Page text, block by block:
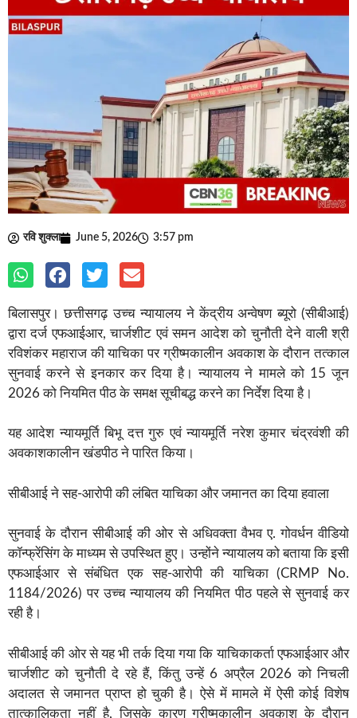
रवि शुक्ला June 5, 2026 3:57 pm
बिलासपुर। छत्तीसगढ़ उच्च न्यायालय ने केंद्रीय अन्वेषण ब्यूरो (सीबीआई)
द्वारा दर्ज एफआईआर, चार्जशीट एवं समन आदेश को चुनौती देने वाली श्री
रविशंकर महाराज की याचिका पर ग्रीष्मकालीन अवकाश के दौरान तत्काल
सुनवाई करने से इनकार कर दिया है। न्यायालय ने मामले को 15 जून
2026 को नियमित पीठ के समक्ष सूचीबद्ध करने का निर्देश दिया है।
यह आदेश न्यायमूर्ति बिभू दत्त गुरु एवं न्यायमूर्ति नरेश कुमार चंद्रवंशी की
अवकाशकालीन खंडपीठ ने पारित किया।
सीबीआई ने सह-आरोपी की लंबित याचिका और जमानत का दिया हवाला
सुनवाई के दौरान सीबीआई की ओर से अधिवक्ता वैभव ए. गोवर्धन वीडियो
कॉन्फ्रेंसिंग के माध्यम से उपस्थित हुए। उन्होंने न्यायालय को बताया कि इसी
एफआईआर से संबंधित एक सह-आरोपी की याचिका (CRMP No.
1184/2026) पर उच्च न्यायालय की नियमित पीठ पहले से सुनवाई कर
रही है।
सीबीआई की ओर से यह भी तर्क दिया गया कि याचिकाकर्ता एफआईआर और
चार्जशीट को चुनौती दे रहे हैं, किंतु उन्हें 6 अप्रैल 2026 को निचली
अदालत से जमानत प्राप्त हो चुकी है। ऐसे में मामले में ऐसी कोई विशेष
तात्कालिकता नहीं है, जिसके कारण ग्रीष्मकालीन अवकाश के दौरान